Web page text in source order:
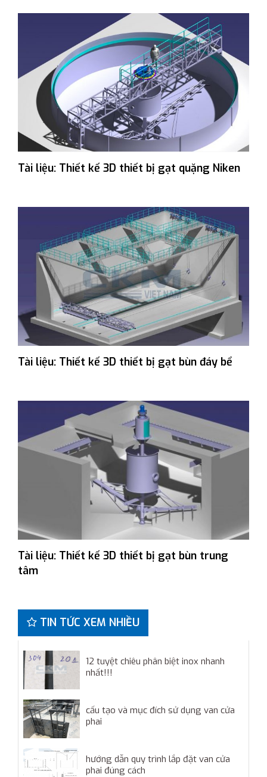
Tài liệu: Thiết kế 3D thiết bị gạt quặng Niken
Tài liệu: Thiết kế 3D thiết bị gạt bùn đáy bể
Tài liệu: Thiết kế 3D thiết bị gạt bùn trung
tâm
TIN TỨC XEM NHIỀU
12 tuyệt chiêu phân biệt inox nhanh
nhất!!!
cấu tạo và mục đích sử dụng van cửa
phai
hướng dẫn quy trình lắp đặt van cửa
phai đúng cách